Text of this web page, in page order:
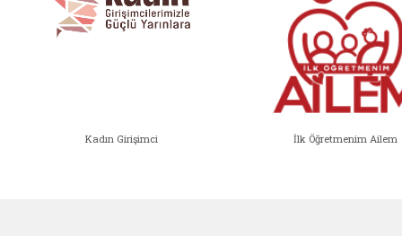
Kadın Girişimci İlk Öğretmenim Ailem